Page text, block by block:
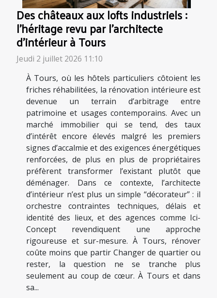
Des châteaux aux lofts industriels :
l’héritage revu par l’architecte
d’intérieur à Tours
Jeudi 2 juillet 2026 11:10
À Tours, où les hôtels particuliers côtoient les
friches réhabilitées, la rénovation intérieure est
devenue un terrain d’arbitrage entre
patrimoine et usages contemporains. Avec un
marché immobilier qui se tend, des taux
d’intérêt encore élevés malgré les premiers
signes d’accalmie et des exigences énergétiques
renforcées, de plus en plus de propriétaires
préfèrent transformer l’existant plutôt que
déménager. Dans ce contexte, l’architecte
d’intérieur n’est plus un simple “décorateur” : il
orchestre contraintes techniques, délais et
identité des lieux, et des agences comme Ici-
Concept revendiquent une approche
rigoureuse et sur-mesure. À Tours, rénover
coûte moins que partir Changer de quartier ou
rester, la question ne se tranche plus
seulement au coup de cœur. À Tours et dans
sa...